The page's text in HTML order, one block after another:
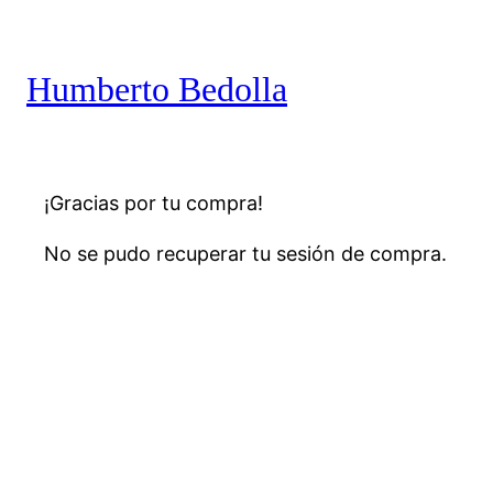
Humberto Bedolla
¡Gracias por tu compra!
No se pudo recuperar tu sesión de compra.